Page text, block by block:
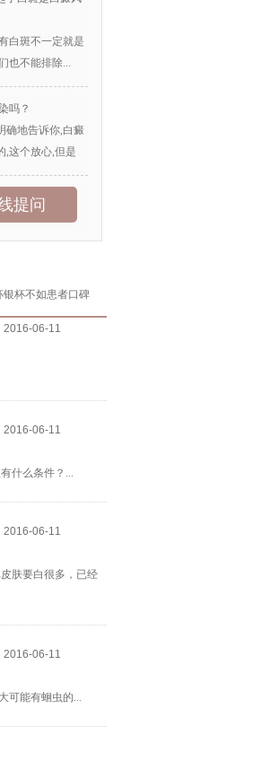
白斑不一定就是
也不能排除...
吗？
确地告诉你,白癜
,这个放心,但是
提问
银杯不如患者口碑
2016-06-11
2016-06-11
什么条件？...
2016-06-11
肤要白很多，已经
2016-06-11
可能有蛔虫的...